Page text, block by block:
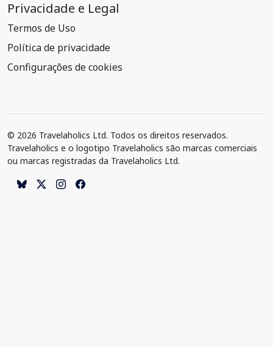
Privacidade e Legal
Termos de Uso
Política de privacidade
Configurações de cookies
© 2026 Travelaholics Ltd. Todos os direitos reservados.
Travelaholics e o logotipo Travelaholics são marcas comerciais
ou marcas registradas da Travelaholics Ltd.